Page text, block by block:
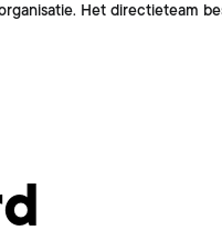
Het directieteam